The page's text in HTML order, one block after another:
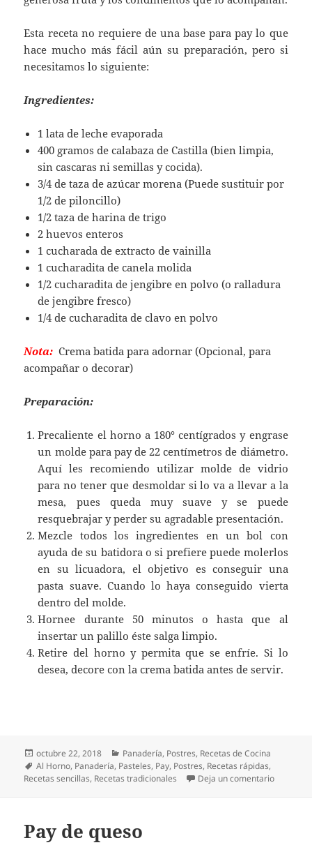
Esta receta no requiere de una base para pay lo que
hace mucho más fácil aún su preparación, pero si
necesitamos lo siguiente:
Ingredientes:
1 lata de leche evaporada
400 gramos de calabaza de Castilla (bien limpia,
sin cascaras ni semillas y cocida).
3/4 de taza de azúcar morena (Puede sustituir por
1/2 de piloncillo)
1/2 taza de harina de trigo
2 huevos enteros
1 cucharada de extracto de vainilla
1 cucharadita de canela molida
1/2 cucharadita de jengibre en polvo (o ralladura
de jengibre fresco)
1/4 de cucharadita de clavo en polvo
Nota: Crema batida para adornar (Opcional, para
acompañar o decorar)
Preparación:
Precaliente el horno a 180° centígrados y engrase
un molde para pay de 22 centímetros de diámetro.
Aquí les recomiendo utilizar molde de vidrio
para no tener que desmoldar si lo va a llevar a la
mesa, pues queda muy suave y se puede
resquebrajar y perder su agradable presentación.
Mezcle todos los ingredientes en un bol con
ayuda de su batidora o si prefiere puede molerlos
en su licuadora, el objetivo es conseguir una
pasta suave. Cuando lo haya conseguido vierta
dentro del molde.
Hornee durante 50 minutos o hasta que al
insertar un palillo éste salga limpio.
Retire del horno y permita que se enfríe. Si lo
desea, decore con la crema batida antes de servir.
Publicado
el
octubre 22, 2018 Categorías
Panadería, Postres, Recetas de Cocina
Etiquetas
Al Horno, Panadería, Pasteles, Pay, Postres, Recetas rápidas,
Recetas sencillas, Recetas tradicionales Deja un comentarioen Pay
Pay de queso